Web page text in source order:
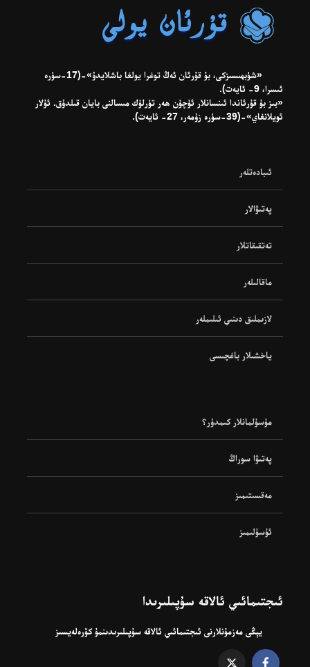
«شۈبھىسىزكى، بۇ قۇرئان ئەڭ توغرا يولغا باشلايدۇ»-(17-سۈرە
ئىسرا، 9- ئايەت).
«بىز بۇ قۇرئاندا ئىنسانلار ئۈچۈن ھەر تۈرلۈك مىسالنى بايان قىلدۇق. ئۇلار
ئويلانغاي»-(39-سۈرە زۇمەر، 27- ئايەت).
ئىبادەتلەر
پەتىۋالار
تەتقىقاتلار
ماقالىلەر
لازىملىق دىنىي ئىلىملەر
ياخشىلار باغچىسى
مۇسۇلمانلار كىمدۇر؟
پەتىۋا سوراڭ
مەقسىتىمىز
ئۇسۇلىمىز
ئىجتىمائىي ئالاقە سۇپىلىرىدا
يېڭى مەزمۇنلارنى ئىجتىمائىي ئالاقە سۇپىلىرىدىنمۇ كۆرەلەيسىز